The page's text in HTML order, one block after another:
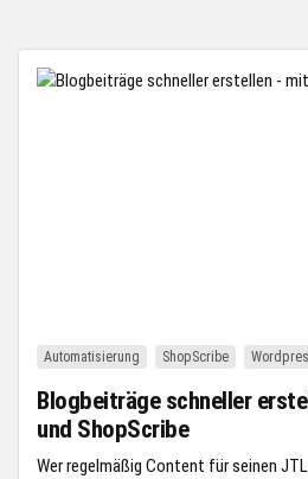
Automatisierung ShopScribe
Blogbeiträge schneller
und ShopScribe
Wer regelmäßig Content für seinen